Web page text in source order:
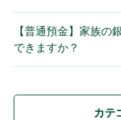
【普通預金】家族の
できますか？
カテ